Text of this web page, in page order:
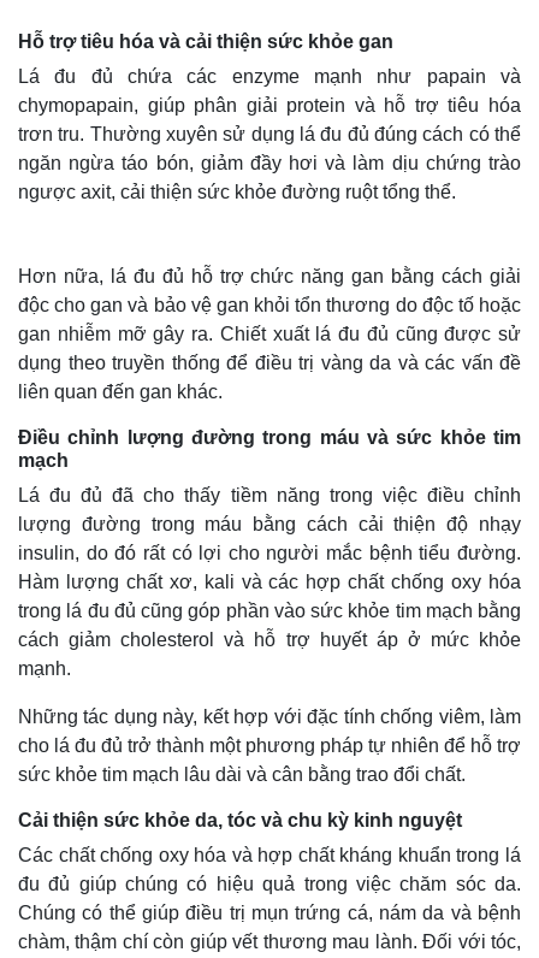
Thế giới
Quan sát
Cuộc sống đó đây
Hồ sơ
Multimedia
Video
Ảnh
Hỗ trợ tiêu hóa và cải thiện sức khỏe gan
Lá đu đủ chứa các enzyme mạnh như papain và
chymopapain, giúp phân giải protein và hỗ trợ tiêu hóa
trơn tru. Thường xuyên sử dụng lá đu đủ đúng cách có thể
ngăn ngừa táo bón, giảm đầy hơi và làm dịu chứng trào
ngược axit, cải thiện sức khỏe đường ruột tổng thể.
Hơn nữa, lá đu đủ hỗ trợ chức năng gan bằng cách giải
độc cho gan và bảo vệ gan khỏi tổn thương do độc tố hoặc
gan nhiễm mỡ gây ra. Chiết xuất lá đu đủ cũng được sử
dụng theo truyền thống để điều trị vàng da và các vấn đề
liên quan đến gan khác.
Điều chỉnh lượng đường trong máu và sức khỏe tim
mạch
Lá đu đủ đã cho thấy tiềm năng trong việc điều chỉnh
lượng đường trong máu bằng cách cải thiện độ nhạy
insulin, do đó rất có lợi cho người mắc bệnh tiểu đường.
Hàm lượng chất xơ, kali và các hợp chất chống oxy hóa
trong lá đu đủ cũng góp phần vào sức khỏe tim mạch bằng
cách giảm cholesterol và hỗ trợ huyết áp ở mức khỏe
mạnh.
Những tác dụng này, kết hợp với đặc tính chống viêm, làm
cho lá đu đủ trở thành một phương pháp tự nhiên để hỗ trợ
sức khỏe tim mạch lâu dài và cân bằng trao đổi chất.
Cải thiện sức khỏe da, tóc và chu kỳ kinh nguyệt
Các chất chống oxy hóa và hợp chất kháng khuẩn trong lá
đu đủ giúp chúng có hiệu quả trong việc chăm sóc da.
Chúng có thể giúp điều trị mụn trứng cá, nám da và bệnh
chàm, thậm chí còn giúp vết thương mau lành. Đối với tóc,